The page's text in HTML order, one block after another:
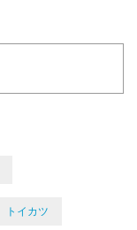
トイカツ